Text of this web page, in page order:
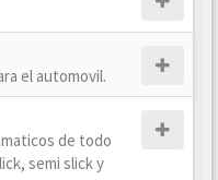
el automovil.
de todo
semi slick y